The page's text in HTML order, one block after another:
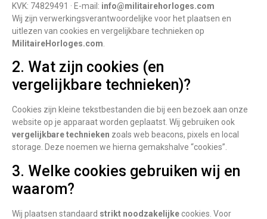
KVK: 74829491 · E-mail: info@militairehorloges.com
Wij zijn verwerkingsverantwoordelijke voor het plaatsen en
uitlezen van cookies en vergelijkbare technieken op
MilitaireHorloges.com
2. Wat zijn cookies (en
vergelijkbare technieken)?
Cookies zijn kleine tekstbestanden die bij een bezoek aan onze
website op je apparaat worden geplaatst. Wij gebruiken ook
vergelijkbare technieken zoals web beacons, pixels en local
storage. Deze noemen we hierna gemakshalve “cookies”.
3. Welke cookies gebruiken wij en
waarom?
Wij plaatsen standaard strikt noodzakelijke cookies. Voor